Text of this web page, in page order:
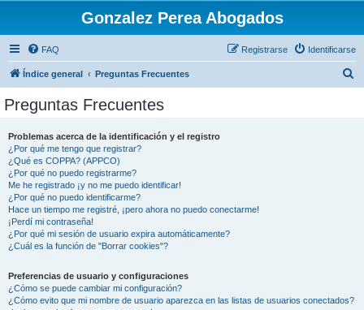
Gonzalez Perea Abogados
FAQ Identificarse
Registrarse
Índice general Preguntas Frecuentes
Preguntas Frecuentes
Problemas acerca de la identificación y el registro
¿Por qué me tengo que registrar?
¿Qué es COPPA? (APPCO)
¿Por qué no puedo registrarme?
Me he registrado ¡y no me puedo identificar!
¿Por qué no puedo identificarme?
Hace un tiempo me registré, ¡pero ahora no puedo conectarme!
¡Perdí mi contraseña!
¿Por qué mi sesión de usuario expira automáticamente?
¿Cuál es la función de "Borrar cookies"?
Preferencias de usuario y configuraciones
¿Cómo se puede cambiar mi configuración?
¿Cómo evito que mi nombre de usuario aparezca en las listas de usuarios conectados?